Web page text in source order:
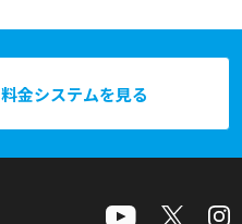
料金システムを見る